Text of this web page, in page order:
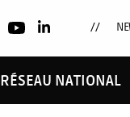
RÉSEAU NATIONAL